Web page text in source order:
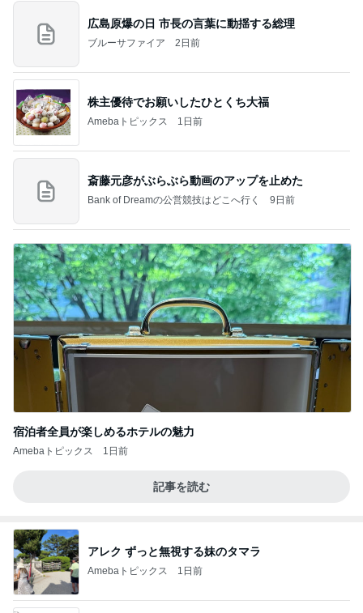
広島原爆の日 市長の言葉に動揺する総理
ブルーサファイア 2日前
株主優待でお願いしたひとくち大福
Amebaトピックス 1日前
斎藤元彦がぶらぶら動画のアップを止めた
Bank of Dreamの公営競技はどこへ行く 9日前
宿泊者全員が楽しめるホテルの魅力
Amebaトピックス 1日前
記事を読む
アレク ずっと無視する妹のタマラ
Amebaトピックス 1日前